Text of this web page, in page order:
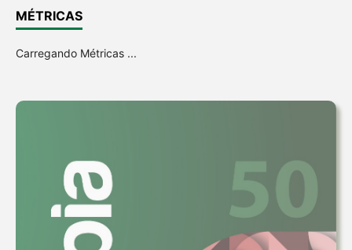
MÉTRICAS
Carregando Métricas ...